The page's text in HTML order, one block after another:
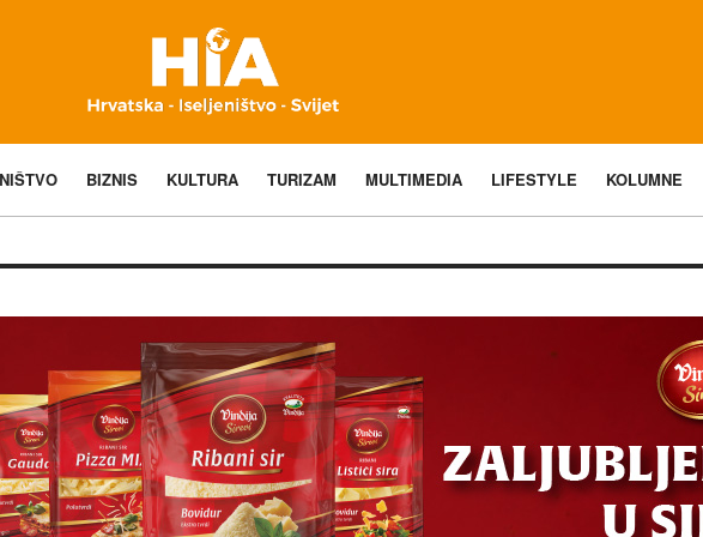
BIZNIS KULTURA TURIZAM MULTIMEDIA LIFESTYLE KOLUMNE